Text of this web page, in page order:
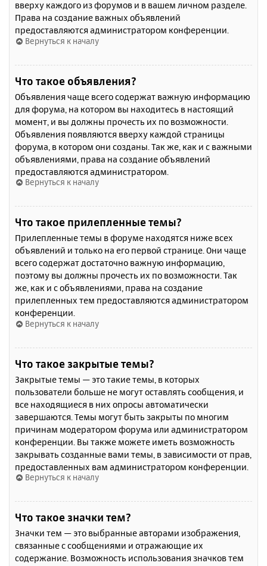
вверху каждого из форумов и в вашем личном разделе.
Права на создание важных объявлений
предоставляются администратором конференции.
Вернуться к началу
Что такое объявления?
Объявления чаще всего содержат важную информацию
для форума, на котором вы находитесь в настоящий
момент, и вы должны прочесть их по возможности.
Объявления появляются вверху каждой страницы
форума, в котором они созданы. Так же, как и с важными
объявлениями, права на создание объявлений
предоставляются администратором.
Вернуться к началу
Что такое прилепленные темы?
Прилепленные темы в форуме находятся ниже всех
объявлений и только на его первой странице. Они чаще
всего содержат достаточно важную информацию,
поэтому вы должны прочесть их по возможности. Так
же, как и с объявлениями, права на создание
прилепленных тем предоставляются администратором
конференции.
Вернуться к началу
Что такое закрытые темы?
Закрытые темы — это такие темы, в которых
пользователи больше не могут оставлять сообщения, и
все находящиеся в них опросы автоматически
завершаются. Темы могут быть закрыты по многим
причинам модератором форума или администратором
конференции. Вы также можете иметь возможность
закрывать созданные вами темы, в зависимости от прав,
предоставленных вам администратором конференции.
Вернуться к началу
Что такое значки тем?
Значки тем — это выбранные авторами изображения,
связанные с сообщениями и отражающие их
содержание. Возможность использования значков тем